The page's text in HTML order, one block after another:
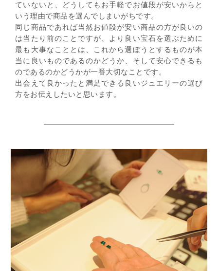
ていないと、どうしてもお手軽でお値段が安いからと
いう理由で商品を選んでしまいがちです。
同じ商品であれば当然お値段が安い商品の方が良いの
は当たり前のことですが、より良い宝石を選ぶために
最も大事なこととは、これから選ぼうとするものが本
当に良いものであるのかどうか、そして安心できるも
のであるのかどうかが一番大切なことです。
出会えて良かったと満足できる良いジュエリーの選び
方をお伝えしたいと思います。